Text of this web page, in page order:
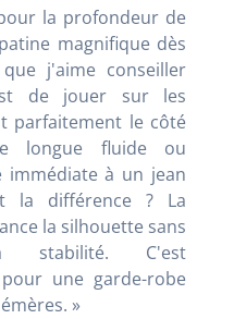
la profondeur de
magnifique dès
j'aime conseiller
de jouer sur les
parfaitement le côté
longue fluide ou
à un jean
la différence ? La
la silhouette sans
stabilité. C'est
une garde-robe
»